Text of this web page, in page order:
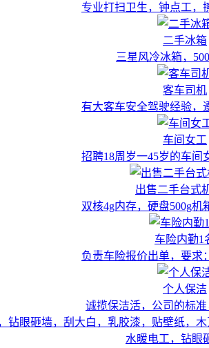
专业打扫卫生，钟点工，
二手冰箱
三星风冷冰箱，
客车司机
有大客车安全驾驶经验，
车间女工
招聘18周岁一45岁的车间
出售二手台式
双核4g内存，硬盘500g机
车险内勤1
负责车险报价出单，要求
个人保洁
诚揽保洁活，公司的标准
水暖电工，钻眼